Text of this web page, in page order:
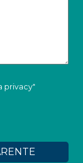
privacy"